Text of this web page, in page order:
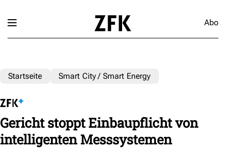
Abo
Startseite Smart City / Smart Energy
Gericht stoppt Einbaupflicht von
intelligenten Messsystemen